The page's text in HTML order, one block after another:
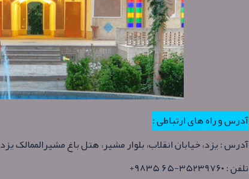
آدرس و راه های ارتباطی :
آدرس : یزد، خیابان انقلاب، بلوار مشیر، هتل باغ مشیرالممالک یزد
تلفن : ۳۵۲۳۹۷۶۰-۶۵ ۹۸۳۵+